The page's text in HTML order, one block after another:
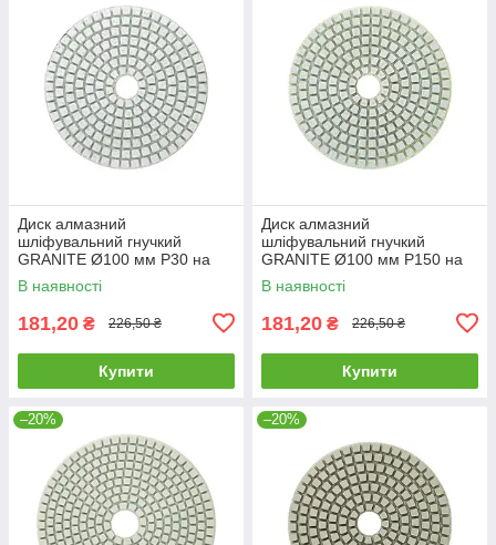
Диск алмазний
шліфувальний гнучкий
GRANITE Ø100 мм P30 на
липучці 2800 об/хв 9-10-003
В наявності
181,20 ₴ 226,50 ₴
Купити
Диск алмазний
шліфувальний гнучкий
GRANITE Ø100 мм P150 на
липучці 2800 об/хв 9-10-015
В наявності
181,20 ₴ 226,50 ₴
Купити
–20% –20%